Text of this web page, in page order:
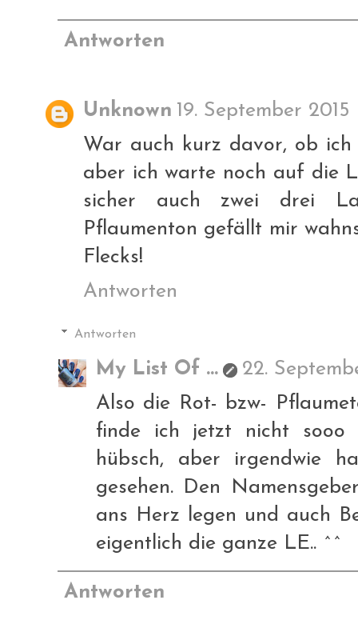
Antworten
Unknown 19. September 2015
War auch kurz davor, ob
aber ich warte noch auf die
sicher auch zwei drei
Pflaumenton gefällt mir
Flecks!
Antworten
Antworten
My List Of ...
22.
Also die Rot- bzw-
finde ich jetzt nicht sooo
hübsch, aber irgendwie
gesehen. Den
ans Herz legen und auch
eigentlich die ganze LE.. ^^
Antworten